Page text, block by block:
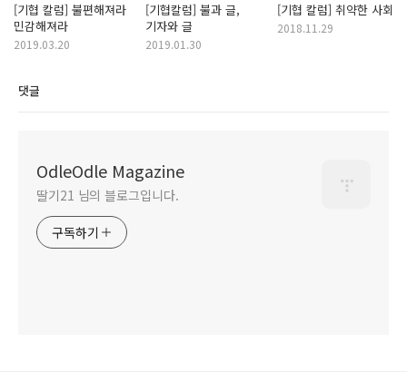
[기협 칼럼] 불편해져라
민감해져라
2019.03.20
[기협칼럼] 불과 글,
기자와 글
2019.01.30
[기협 칼럼] 취약한 사회
2018.11.29
댓글
OdleOdle Magazine
딸기21 님의 블로그입니다.
구독하기